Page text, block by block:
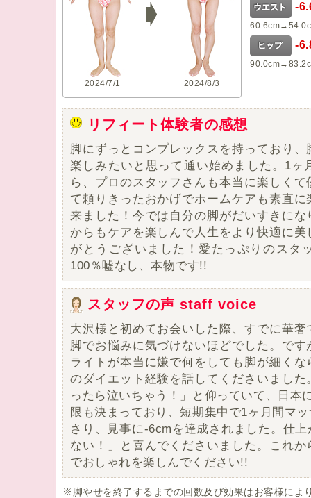
2024/7/1 2024/8/3
-
-
リフィート体験者の感想
脚にずっとコンプレックスを持っており、
楽しみたい と思って通い始めました。1ヶ
ら、プロのスタッフさんも本当に楽しく
て頼りきったおかげでホームケアも素直
来ました！ 今では自分の脚がだいすきにな
からもケアを楽しんで人生をより快適に
がとうございました！愛たっぷりのスタ
100％嘘なし、本物です!!
スタッフの声 staff voice
大沢様と初めてお会いした際、すでに華
脚でお悩みに気づけないほどでした。で
ライトが本当に嫌で何をしても脚が細く
のダイエット経験を話してくださいまし
ったら泣いちゃう！」と仰っていて、日本
限も決まっており、短期集中で1ヶ月間マ
さり、見事に-6cmを達成されました。仕
ない！」と喜んでくださいました。これ
でおしゃれを楽しんでください!!
※脚やせを終了するまでの回数及び効果はお客様によ